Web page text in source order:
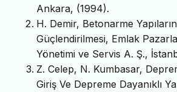
Ankara, (1994).
H. Demir, Betonarme
Güçlendirilmesi, Emlak
Yönetimi ve Servis A. Ş.,
Z. Celep, N. Kumbasar,
Giriş Ve Depreme Dayanıklı